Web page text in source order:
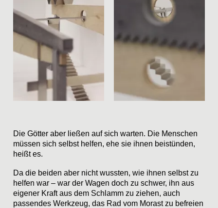
Die Götter aber ließen auf sich warten. Die Menschen
müssen sich selbst helfen, ehe sie ihnen beistünden,
heißt es.
Da die beiden aber nicht wussten, wie ihnen selbst zu
helfen war – war der Wagen doch zu schwer, ihn aus
eigener Kraft aus dem Schlamm zu ziehen, auch
passendes Werkzeug, das Rad vom Morast zu befreien